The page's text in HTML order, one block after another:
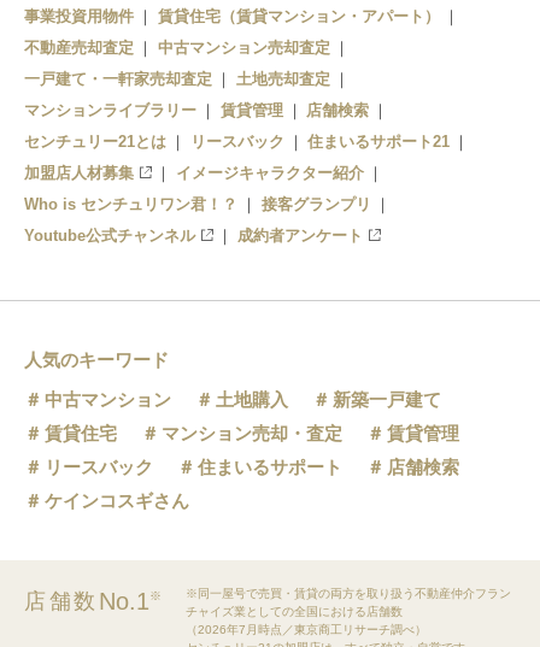
事業投資用物件
賃貸住宅（賃貸マンション・アパート）
不動産売却査定
中古マンション売却査定
一戸建て・一軒家売却査定
土地売却査定
マンションライブラリー
賃貸管理
店舗検索
センチュリー21とは
リースバック
住まいるサポート21
加盟店人材募集
イメージキャラクター紹介
Who is センチュリワン君！？
接客グランプリ
Youtube公式チャンネル
成約者アンケート
人気のキーワード
中古マンション
土地購入
新築一戸建て
賃貸住宅
マンション売却・査定
賃貸管理
リースバック
住まいるサポート
店舗検索
ケインコスギさん
店舗数 No.1※
※同一屋号で売買・賃貸の両方を取り扱う不動産仲介フラン
チャイズ業としての全国における店舗数
（2026年7月時点／東京商工リサーチ調べ）